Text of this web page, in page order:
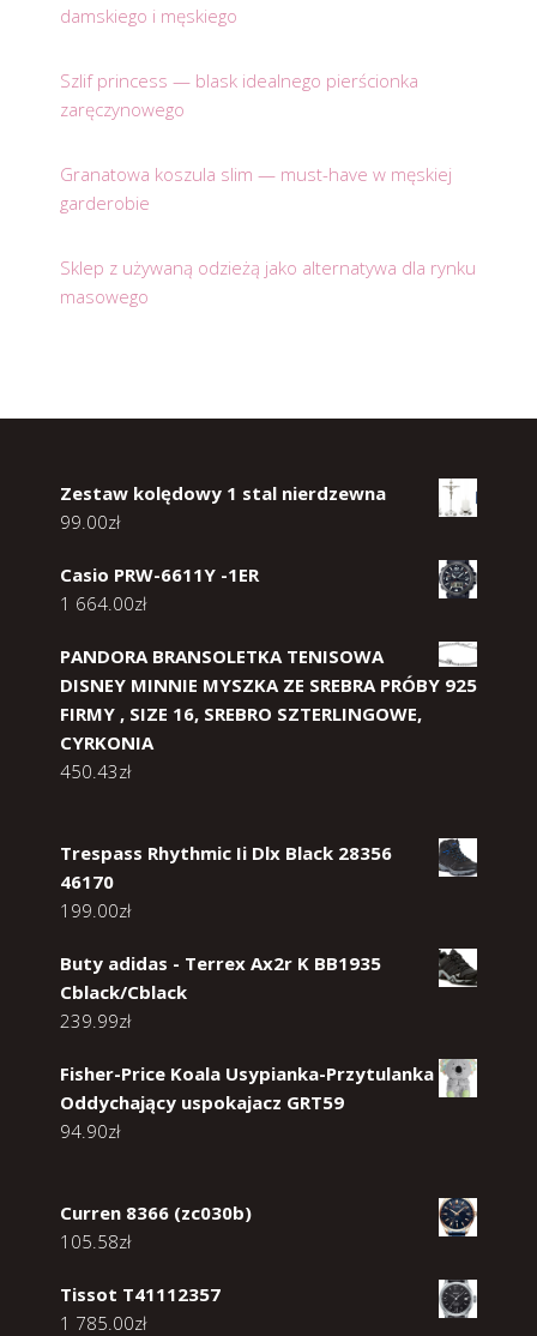
damskiego i męskiego
Szlif princess — blask idealnego pierścionka
zaręczynowego
Granatowa koszula slim — must-have w męskiej
garderobie
Sklep z używaną odzieżą jako alternatywa dla rynku
masowego
Zestaw kolędowy 1 stal nierdzewna
99.00zł
Casio PRW-6611Y -1ER
1 664.00zł
PANDORA BRANSOLETKA TENISOWA
DISNEY MINNIE MYSZKA ZE SREBRA PRÓBY 925
FIRMY , SIZE 16, SREBRO SZTERLINGOWE,
CYRKONIA
450.43zł
Trespass Rhythmic Ii Dlx Black 28356
46170
199.00zł
Buty adidas - Terrex Ax2r K BB1935
Cblack/Cblack
239.99zł
Fisher-Price Koala Usypianka-Przytulanka
Oddychający uspokajacz GRT59
94.90zł
Curren 8366 (zc030b)
105.58zł
Tissot T41112357
1 785.00zł